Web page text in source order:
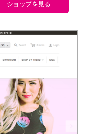
ショップを見る